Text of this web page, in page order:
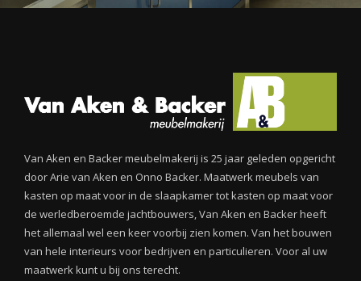
Van Aken en Backer meubelmakerij is 25 jaar geleden opgericht
door Arie van Aken en Onno Backer. Maatwerk meubels van
kasten op maat voor in de slaapkamer tot kasten op maat voor
de werledberoemde jachtbouwers, Van Aken en Backer heeft
het allemaal wel een keer voorbij zien komen. Van het bouwen
van hele interieurs voor bedrijven en particulieren. Voor al uw
maatwerk kunt u bij ons terecht.